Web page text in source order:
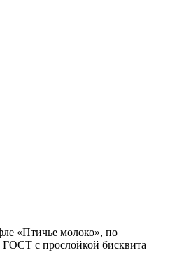
«Птичье молоко», по
ГОСТ с прослойкой бисквита